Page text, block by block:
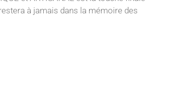
à jamais dans la mémoire des